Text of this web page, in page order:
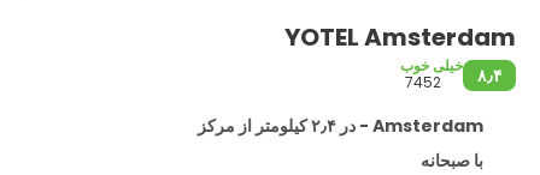
YOTEL Amsterdam
۸٫۴
خیلی خوب
7452
Amsterdam - در ۲٫۴ کیلومتر از مرکز
با صبحانه